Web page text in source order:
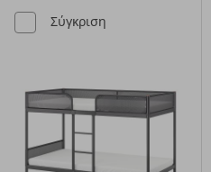
Σύγκριση